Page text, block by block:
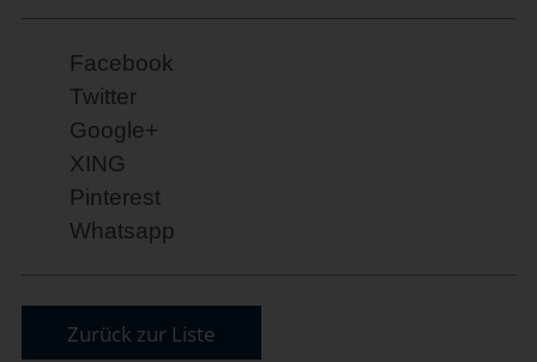
Facebook
Twitter
Google+
XING
Pinterest
Whatsapp
Zurück zur Liste